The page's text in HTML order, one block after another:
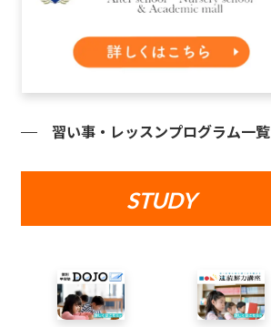
習い事・レッスンプログラム一覧
STUDY